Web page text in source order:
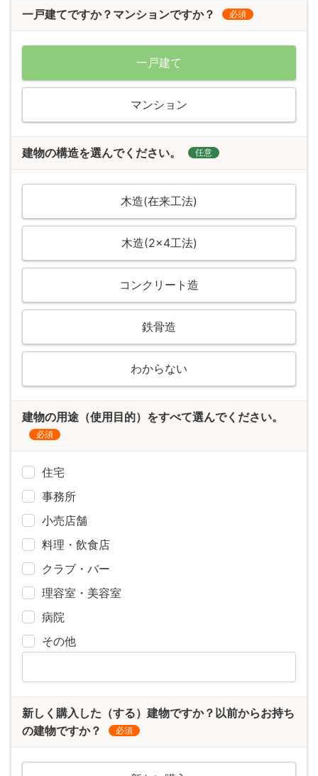
一戸建てですか？マンションですか？ 必須
一戸建て
マンション
建物の構造を選んでください。 任意
木造(在来工法)
木造(2×4工法)
コンクリート造
鉄骨造
わからない
建物の用途（使用目的）をすべて選んでください。
必須
住宅
事務所
小売店舗
料理・飲食店
クラブ・バー
理容室・美容室
病院
その他
新しく購入した（する）建物ですか？以前からお持ち
の建物ですか？
必須